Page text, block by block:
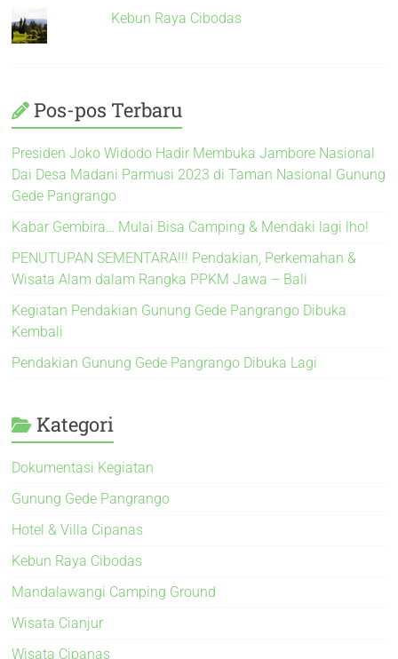
Kebun Raya Cibodas
Pos-pos Terbaru
Presiden Joko Widodo Hadir Membuka Jambore Nasional
Dai Desa Madani Parmusi 2023 di Taman Nasional Gunung
Gede Pangrango
Kabar Gembira… Mulai Bisa Camping & Mendaki lagi lho!
PENUTUPAN SEMENTARA!!! Pendakian, Perkemahan &
Wisata Alam dalam Rangka PPKM Jawa – Bali
Kegiatan Pendakian Gunung Gede Pangrango Dibuka
Kembali
Pendakian Gunung Gede Pangrango Dibuka Lagi
Kategori
Dokumentasi Kegiatan
Gunung Gede Pangrango
Hotel & Villa Cipanas
Kebun Raya Cibodas
Mandalawangi Camping Ground
Wisata Cianjur
Wisata Cipanas